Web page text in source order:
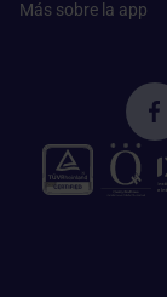
Más sobre la app​